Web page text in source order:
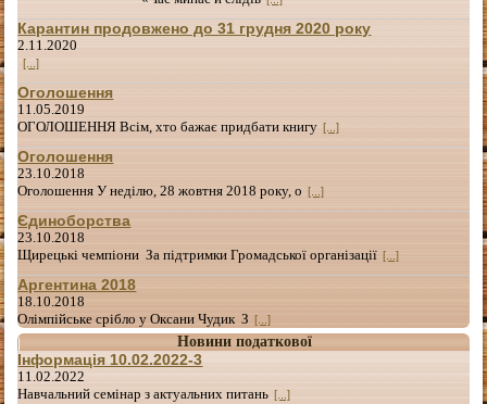
Карантин продовжено до 31 грудня 2020 року
2.11.2020
[...]
Оголошення
11.05.2019
ОГОЛОШЕННЯ Всім, хто бажає придбати книгу [...]
Оголошення
23.10.2018
Оголошення У неділю, 28 жовтня 2018 року, о [...]
Єдиноборства
23.10.2018
Щирецькі чемпіони За підтримки Громадської організації [...]
Аргентина 2018
18.10.2018
Олімпійське срібло у Оксани Чудик З [...]
Новини податкової
Інформація 10.02.2022-3
11.02.2022
Навчальний семінар з актуальних питань [...]